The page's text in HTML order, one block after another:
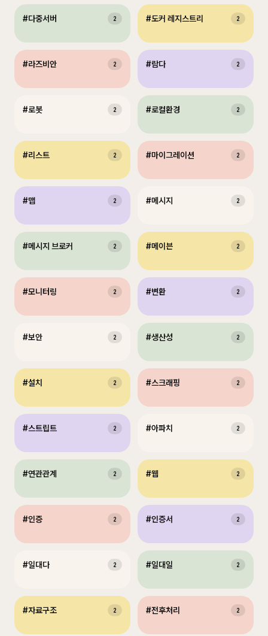
#다중서버 2 #도커 레지스트리 2
#라즈비안 2 #람다 2
#로봇 2 #로컬환경 2
#리스트 2 #마이그레이션 2
#맵 2 #메시지 2
#메시지 브로커 2 #메이븐 2
#모니터링 2 #변환 2
#보안 2 #생산성 2
#설치 2 #스크래핑 2
#스트립트 2 #아파치 2
#연관관계 2 #웹 2
#인증 2 #인증서 2
#일대다 2 #일대일 2
#자료구조 2 #전후처리 2